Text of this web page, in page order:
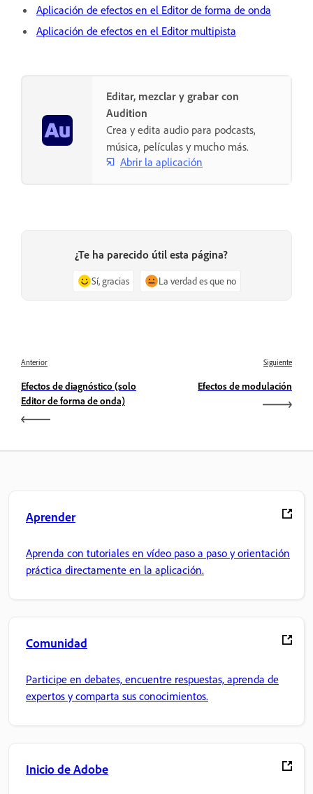
Aplicación de efectos en el Editor de forma de onda
Aplicación de efectos en el Editor multipista
Editar, mezclar y grabar con
Audition
Crea y edita audio para podcasts,
música, películas y mucho más.
Abrir la aplicación
¿Te ha parecido útil esta página?
Sí, gracias La verdad es que no
Anterior
Efectos de diagnóstico (solo
Editor de forma de onda)
Siguiente
Efectos de modulación
Aprender
Aprenda con tutoriales en vídeo paso a paso y orientación
práctica directamente en la aplicación.
Comunidad
Participe en debates, encuentre respuestas, aprenda de
expertos y comparta sus conocimientos.
Inicio de Adobe